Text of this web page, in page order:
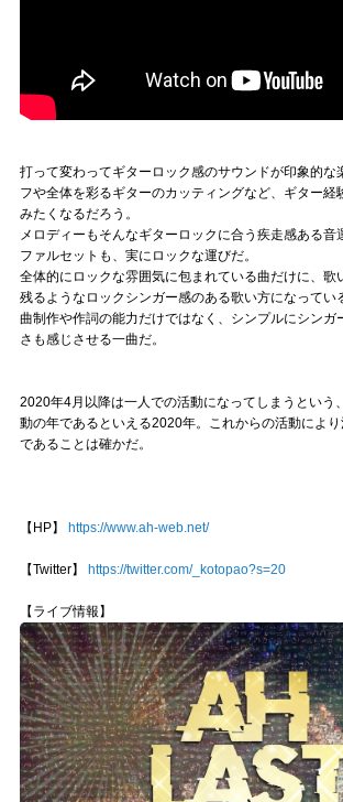
打って変わってギターロック感のサウンドが印象的な
フや全体を彩るギターのカッティングなど、ギター経
みたくなるだろう。
メロディーもそんなギターロックに合う疾走感ある音
ファルセットも、実にロックな運びだ。
全体的にロックな雰囲気に包まれている曲だけに、歌
残るようなロックシンガー感のある歌い方になってい
曲制作や作詞の能力だけではなく、シンプルにシンガ
さも感じさせる一曲だ。
2020年4月以降は一人での活動になってしまうという
動の年であるといえる2020年。これからの活動によ
であることは確かだ。
【HP】 https://www.ah-web.net/
【Twitter】 https://twitter.com/_kotopao?s=20
【ライブ情報】